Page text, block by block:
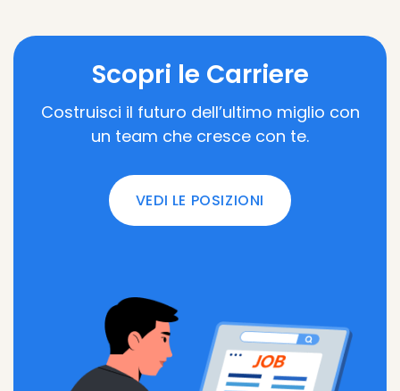
Scopri le Carriere
Costruisci il futuro dell’ultimo miglio con
un team che cresce con te.
VEDI LE POSIZIONI